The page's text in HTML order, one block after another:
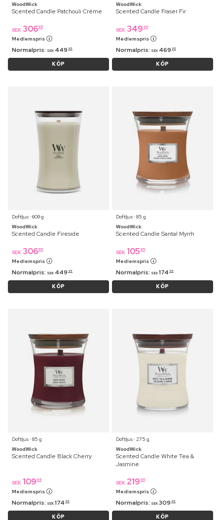
WoodWick
Scented Candle Patchouli Créme
SEK 30695
Medlemspris
Normalpris: SEK 449 95
KÖP
WoodWick
Scented Candle Fraser Fir
SEK 349 95
Medlemspris
Normalpris: SEK 469 95
KÖP
Doftljus ⋅ 609 g
WoodWick
Scented Candle Fireside
SEK 30695
Medlemspris
Normalpris: SEK 449 95
KÖP
Doftljus ⋅ 85 g
WoodWick
Scented Candle Santal Myrrh
SEK 105 95
Medlemspris
Normalpris: SEK 174 95
KÖP
Doftljus ⋅ 85 g
WoodWick
Scented Candle Black Cherry
SEK 109 95
Medlemspris
Normalpris: SEK 174 95
KÖP
Doftljus ⋅ 275 g
WoodWick
Scented Candle White Tea &
Jasmine
SEK 219 95
Medlemspris
Normalpris: SEK 309 95
KÖP